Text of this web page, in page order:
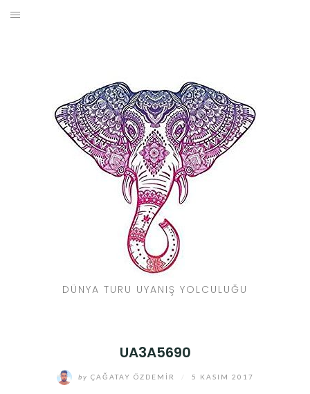
Skip
DÜNYA TURU UYANIŞ YOLCULUĞU
UA3A5690
by ÇAĞATAY ÖZDEMIR 5 KASIM 2017
SEYAHAT REHBERI